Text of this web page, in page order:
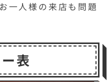
一人様の来店も問題
表